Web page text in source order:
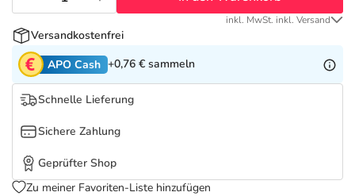
Tierapotheke
Vitamine & Mineralstoffe
Marken
Salus Deals
inkl. MwSt. inkl. Versand
Versandkostenfrei
APO Cash +0,76 € sammeln
Schnelle Lieferung
Sichere Zahlung
Geprüfter Shop
Zu meiner Favoriten-Liste hinzufügen